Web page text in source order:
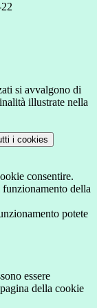
si avvalgono di
illustrate nella
i cookies
consentire.
della
potete
essere
della cookie